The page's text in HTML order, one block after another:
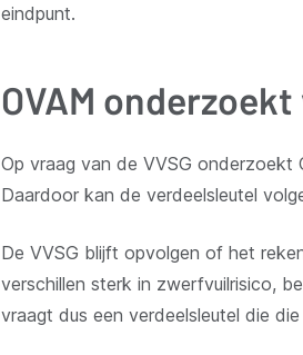
eindpunt.
OVAM
Op vraag van de VVSG onderzoekt
Daardoor kan de verdeelsleutel
De VVSG blijft opvolgen of het
verschillen sterk in zwerfvuilrisico,
vraagt dus een verdeelsleutel die